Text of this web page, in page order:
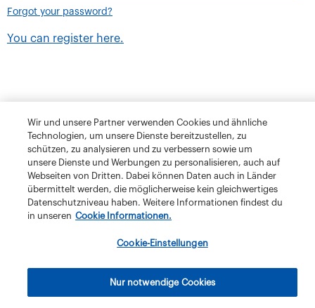
Forgot your password?
You can register here.
Privacy Policy
The Migros Group Legal Notice
Wir und unsere Partner verwenden Cookies und ähnliche
Technologien, um unsere Dienste bereitzustellen, zu
schützen, zu analysieren und zu verbessern sowie um
unsere Dienste und Werbungen zu personalisieren, auch auf
Webseiten von Dritten. Dabei können Daten auch in Länder
übermittelt werden, die möglicherweise kein gleichwertiges
Datenschutzniveau haben. Weitere Informationen findest du
in unseren Cookie Informationen.
Cookie-Einstellungen
Nur notwendige Cookies